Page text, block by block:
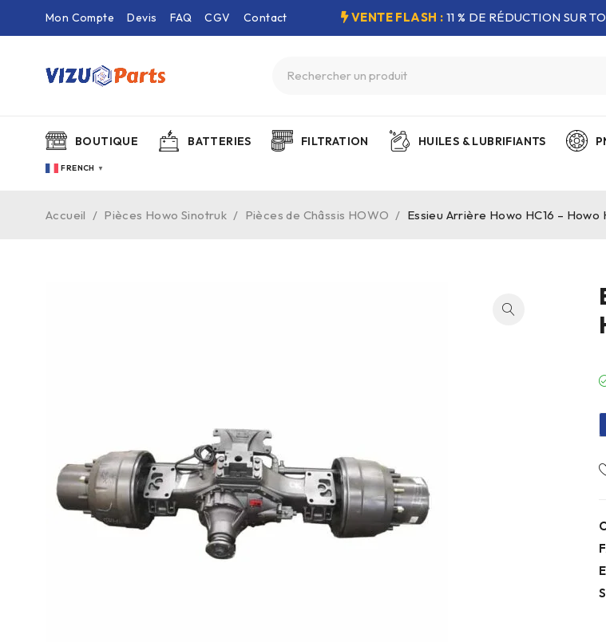
Mon Compte Devis FAQ CGV Contact VENTE FLASH : 11 % DE RÉDUCTION SUR
BOUTIQUE BATTERIES FILTRATION HUILES & LUBRIFIANTS
FRENCH ▼
Accueil / Pièces Howo Sinotruk / Pièces de Châssis HOWO / Essieu Arrière Howo HC16 – Howo